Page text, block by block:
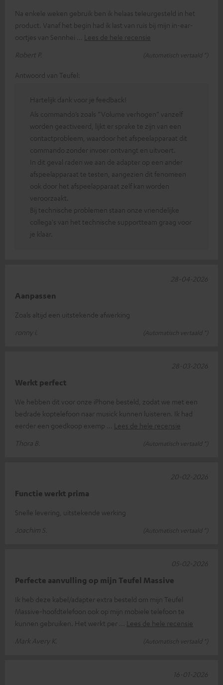
Na enkele weken gebruik ben ik helaas teleurgesteld in het
product. Vanaf het begin had ik last van ruis bij mijn in-ear-
oortjes van Sennhei
Lees de hele recensie
Robert P.
(Automatisch vertaald *)
Antwoord van Teufel:
Hartelijk dank voor je feedback!
Als commando’s zoals “Volume verhogen” vanzelf
worden geactiveerd, lijkt er sprake te zijn van een
contactprobleem, waardoor het afspeelapparaat dit
commando zonder invoer ontvangt en uitvoert.
In dit geval raden we aan de adapter op een ander
afspeelapparaat te testen, aangezien dit fenomeen
ook door het afspeelapparaat zelf kan worden
veroorzaakt.
Bij technische problemen staan onze vriendelijke
collega's van het technische supportteam graag voor
je klaar.
Aanpassen
Zoals altijd een uitstekende afwerking
ronny i.
(Automatisch vertaald *)
28-04-2026
Werkt perfect
We hebben dit voor onze iPhone besteld, zodat we met een
bedrade koptelefoon naar musick kunnen luisteren. Ik had
eerder een goedkoop exemp
Lees de hele recensie
Thora B.
(Automatisch vertaald *)
28-03-2026
Functie werkt prima
Snelle levering, uitstekende werking
Joachim S.
(Automatisch vertaald *)
20-02-2026
Perfecte aanvulling op mijn Teufel Massive
Ik heb deze kabel/adapter extra besteld om mijn Teufel
Massive-hoofdtelefoon ook op mijn mobiele telefoon te
kunnen gebruiken. Het werkt per
Lees de hele recensie
Mark Avery K.
(Automatisch vertaald *)
05-02-2026
16-01-2026